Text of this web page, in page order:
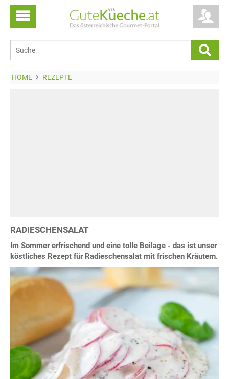
HOME REZEPTE
RADIESCHENSALAT
Im Sommer erfrischend und eine tolle Beilage - das ist unser
köstliches Rezept für Radieschensalat mit frischen Kräutern.